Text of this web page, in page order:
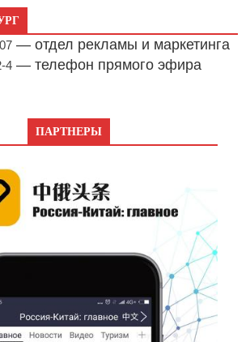
— отдел рекламы и маркетинга
4 — телефон прямого эфира
ПАРТНЕРЫ